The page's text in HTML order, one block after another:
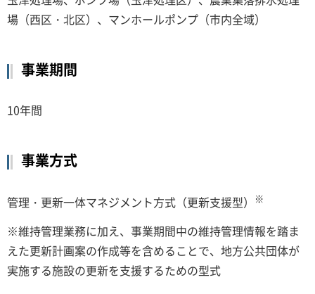
場（西区・北区）、マンホールポンプ（市内全域）
事業期間
10年間
事業方式
管理・更新一体マネジメント方式（更新支援型） ※
※維持管理業務に加え、事業期間中の維持管理情報を踏ま
えた更新計画案の作成等を含めることで、地方公共団体が
実施する施設の更新を支援するための型式